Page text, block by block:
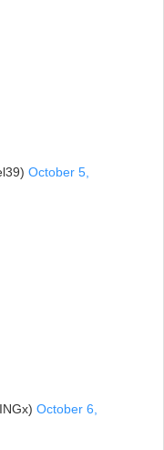
October 5,
October 6,